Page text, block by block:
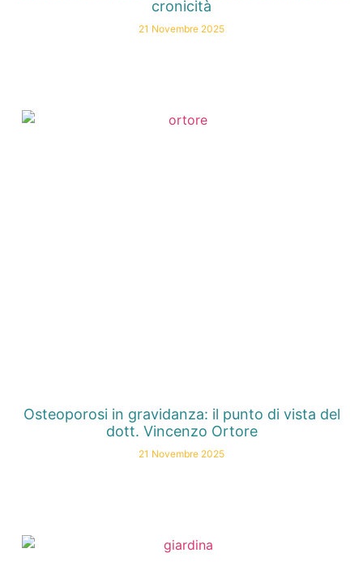
cronicità
21 Novembre 2025
Osteoporosi in gravidanza: il punto di vista del
dott. Vincenzo Ortore
21 Novembre 2025